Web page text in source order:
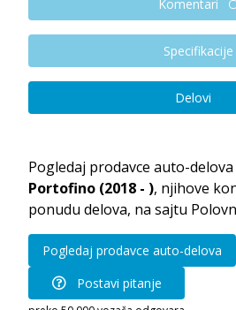
Komentari
Specifikacije
Delovi
Pogledaj prodavce auto-delova
Portofino (2018 - ), njihove
ponudu delova, na sajtu
Pogledaj prodavce auto-delova
Postavi pitanje